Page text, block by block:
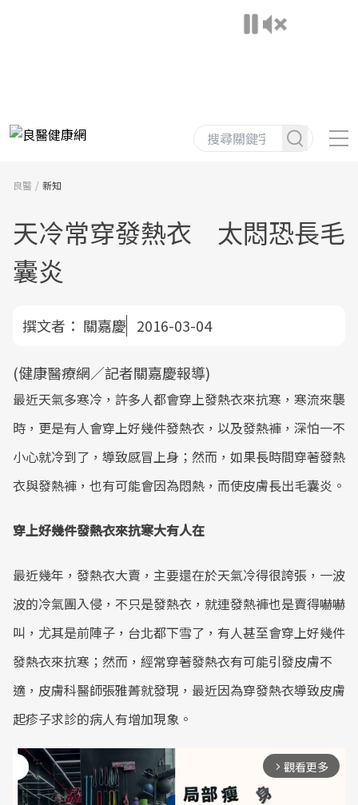
良醫 新知
天冷常穿發熱衣 太悶恐長毛
囊炎
撰文者： 關嘉慶 2016-03-04
(健康醫療網／記者關嘉慶報導)
最近天氣多寒冷，許多人都會穿上發熱衣來抗寒，寒流來襲
時，更是有人會穿上好幾件發熱衣，以及發熱褲，深怕一不
小心就冷到了，導致感冒上身；然而，如果長時間穿著發熱
衣與發熱褲，也有可能會因為悶熱，而使皮膚長出毛囊炎。
穿上好幾件發熱衣來抗寒大有人在
最近幾年，發熱衣大賣，主要還在於天氣冷得很誇張，一波
波的冷氣團入侵，不只是發熱衣，就連發熱褲也是賣得嚇嚇
叫，尤其是前陣子，台北都下雪了，有人甚至會穿上好幾件
發熱衣來抗寒；然而，經常穿著發熱衣有可能引發皮膚不
適，皮膚科醫師張雅菁就發現，最近因為穿發熱衣導致皮膚
起疹子求診的病人有增加現象。
arrow_forward_ios 觀看更多